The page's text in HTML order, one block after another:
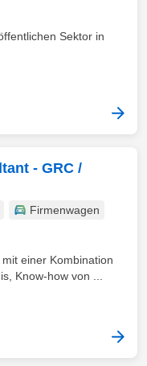
Sektor in
- GRC /
Firmenwagen
einer Kombination
Know-how von ...